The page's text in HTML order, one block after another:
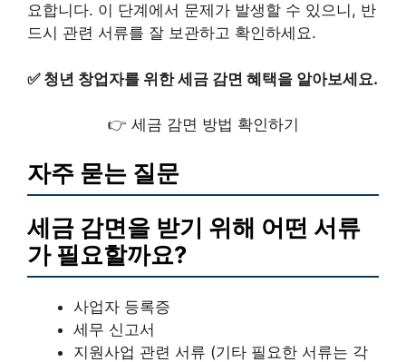
요합니다. 이 단계에서 문제가 발생할 수 있으니, 반
드시 관련 서류를 잘 보관하고 확인하세요.
✅ 청년 창업자를 위한 세금 감면 혜택을 알아보세요.
👉 세금 감면 방법 확인하기
자주 묻는 질문
세금 감면을 받기 위해 어떤 서류
가 필요할까요?
사업자 등록증
세무 신고서
지원사업 관련 서류 (기타 필요한 서류는 각